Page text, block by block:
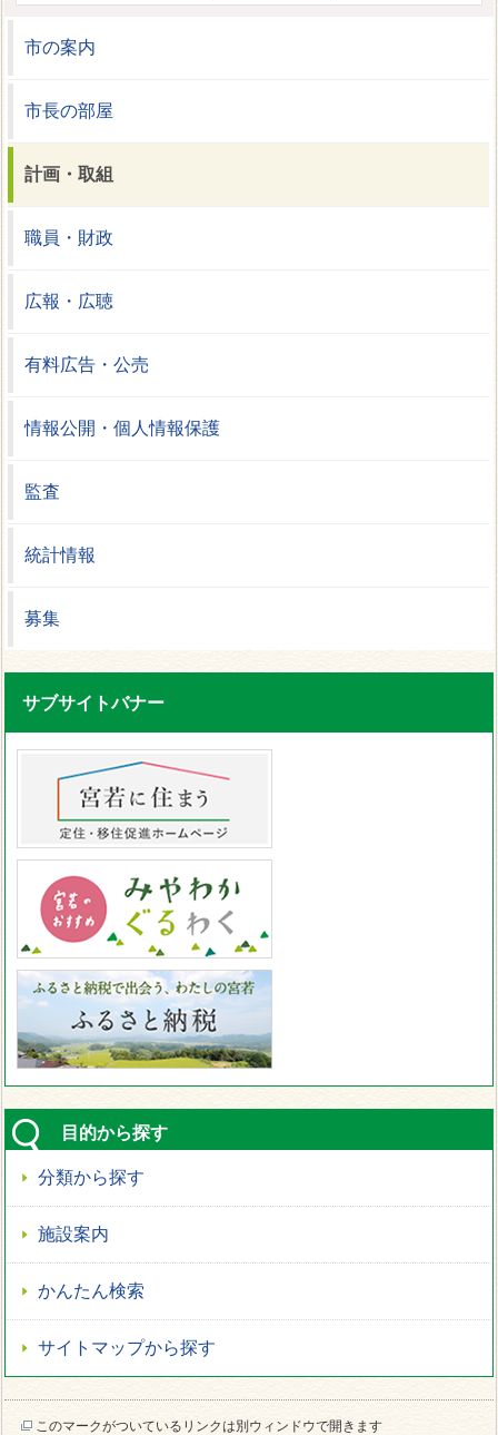
市の案内
市長の部屋
計画・取組
職員・財政
広報・広聴
有料広告・公売
情報公開・個人情報保護
監査
統計情報
募集
サブサイトバナー
目的から探す
分類から探す
施設案内
かんたん検索
サイトマップから探す
このマークがついているリンクは別ウィンドウで開きます